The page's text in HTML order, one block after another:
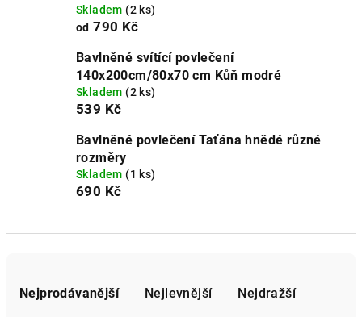
Skladem (2 ks)
od 790 Kč
Bavlněné svítící povlečení
140x200cm/80x70 cm Kůň modré
Skladem (2 ks)
539 Kč
Bavlněné povlečení Taťána hnědé různé
rozměry
Skladem (1 ks)
690 Kč
Nejprodávanější Nejlevnější Nejdražší